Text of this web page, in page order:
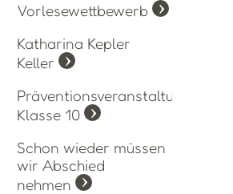
Vorlesewettbewerb
Katharina Kepler
Keller
Präventionsveranstaltung
Klasse 10
Schon wieder müssen
wir Abschied
nehmen